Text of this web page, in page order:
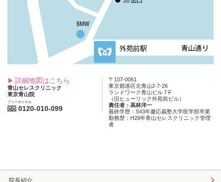
詳細地図はこちら
青山セレスクリニック
東京青山院
フリーダイヤル
0120-010-099
〒107-0061
東京都港区北青山2-7-26
ランドワーク青山ビル７F
（旧ヒューリック外苑前ビル）
責任者：高林洋一
最終学歴：S43年慶応義塾大学医学部卒業
勤務歴：H28年青山セレスクリニック管理
者
院長紹介